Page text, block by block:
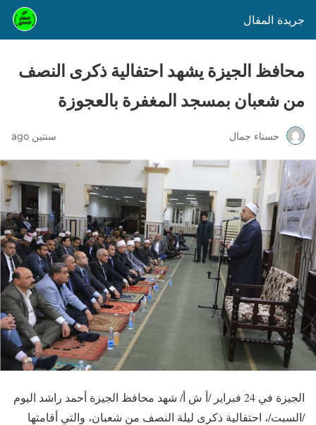
جريدة المقال
محافظ الجيزة يشهد احتفالية ذكرى النصف
من شعبان بمسجد المغفرة بالعجوزة
حسناء جمال سنتين ago
الجيزة في 24 فبراير /أ ش أ/ شهد محافظ الجيزة أحمد راشد اليوم
/السبت/، احتفالية ذكرى ليلة النصف من شعبان، والتي أقامتها